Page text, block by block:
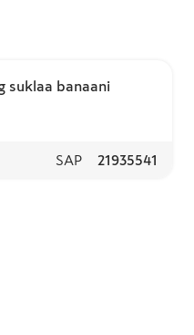
suklaa banaani
SAP 21935541